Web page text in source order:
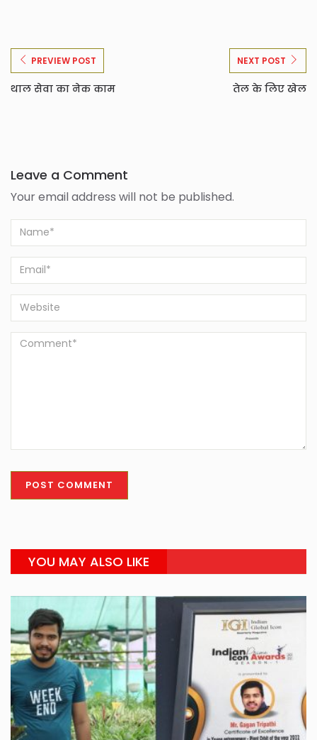
PREVIEW POST
थाल सेवा का नेक काम
NEXT POST
तेल के लिए खेल
Leave a Comment
Your email address will not be published.
YOU MAY ALSO LIKE